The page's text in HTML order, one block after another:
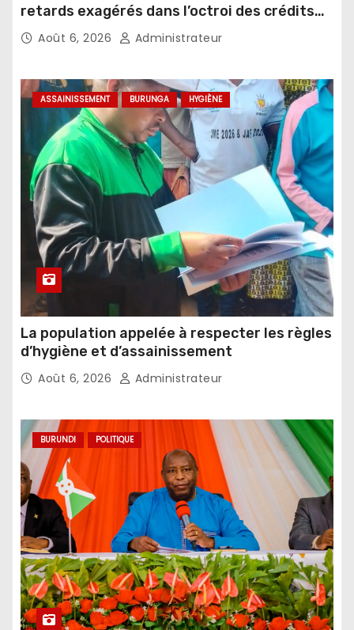
retards exagérés dans l’octroi des crédits
agricoles
Août 6, 2026 Administrateur
ASSAINISSEMENT BURUNGA HYGIÈNE
La population appelée à respecter les règles
d’hygiène et d’assainissement
Août 6, 2026 Administrateur
BURUNDI POLITIQUE